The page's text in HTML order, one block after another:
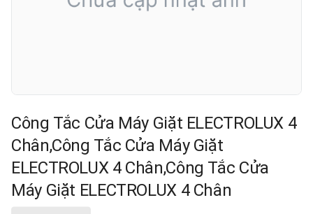
Công Tắc Cửa Máy Giặt ELECTROLUX 4
Chân,Công Tắc Cửa Máy Giặt
ELECTROLUX 4 Chân,Công Tắc Cửa
Máy Giặt ELECTROLUX 4 Chân